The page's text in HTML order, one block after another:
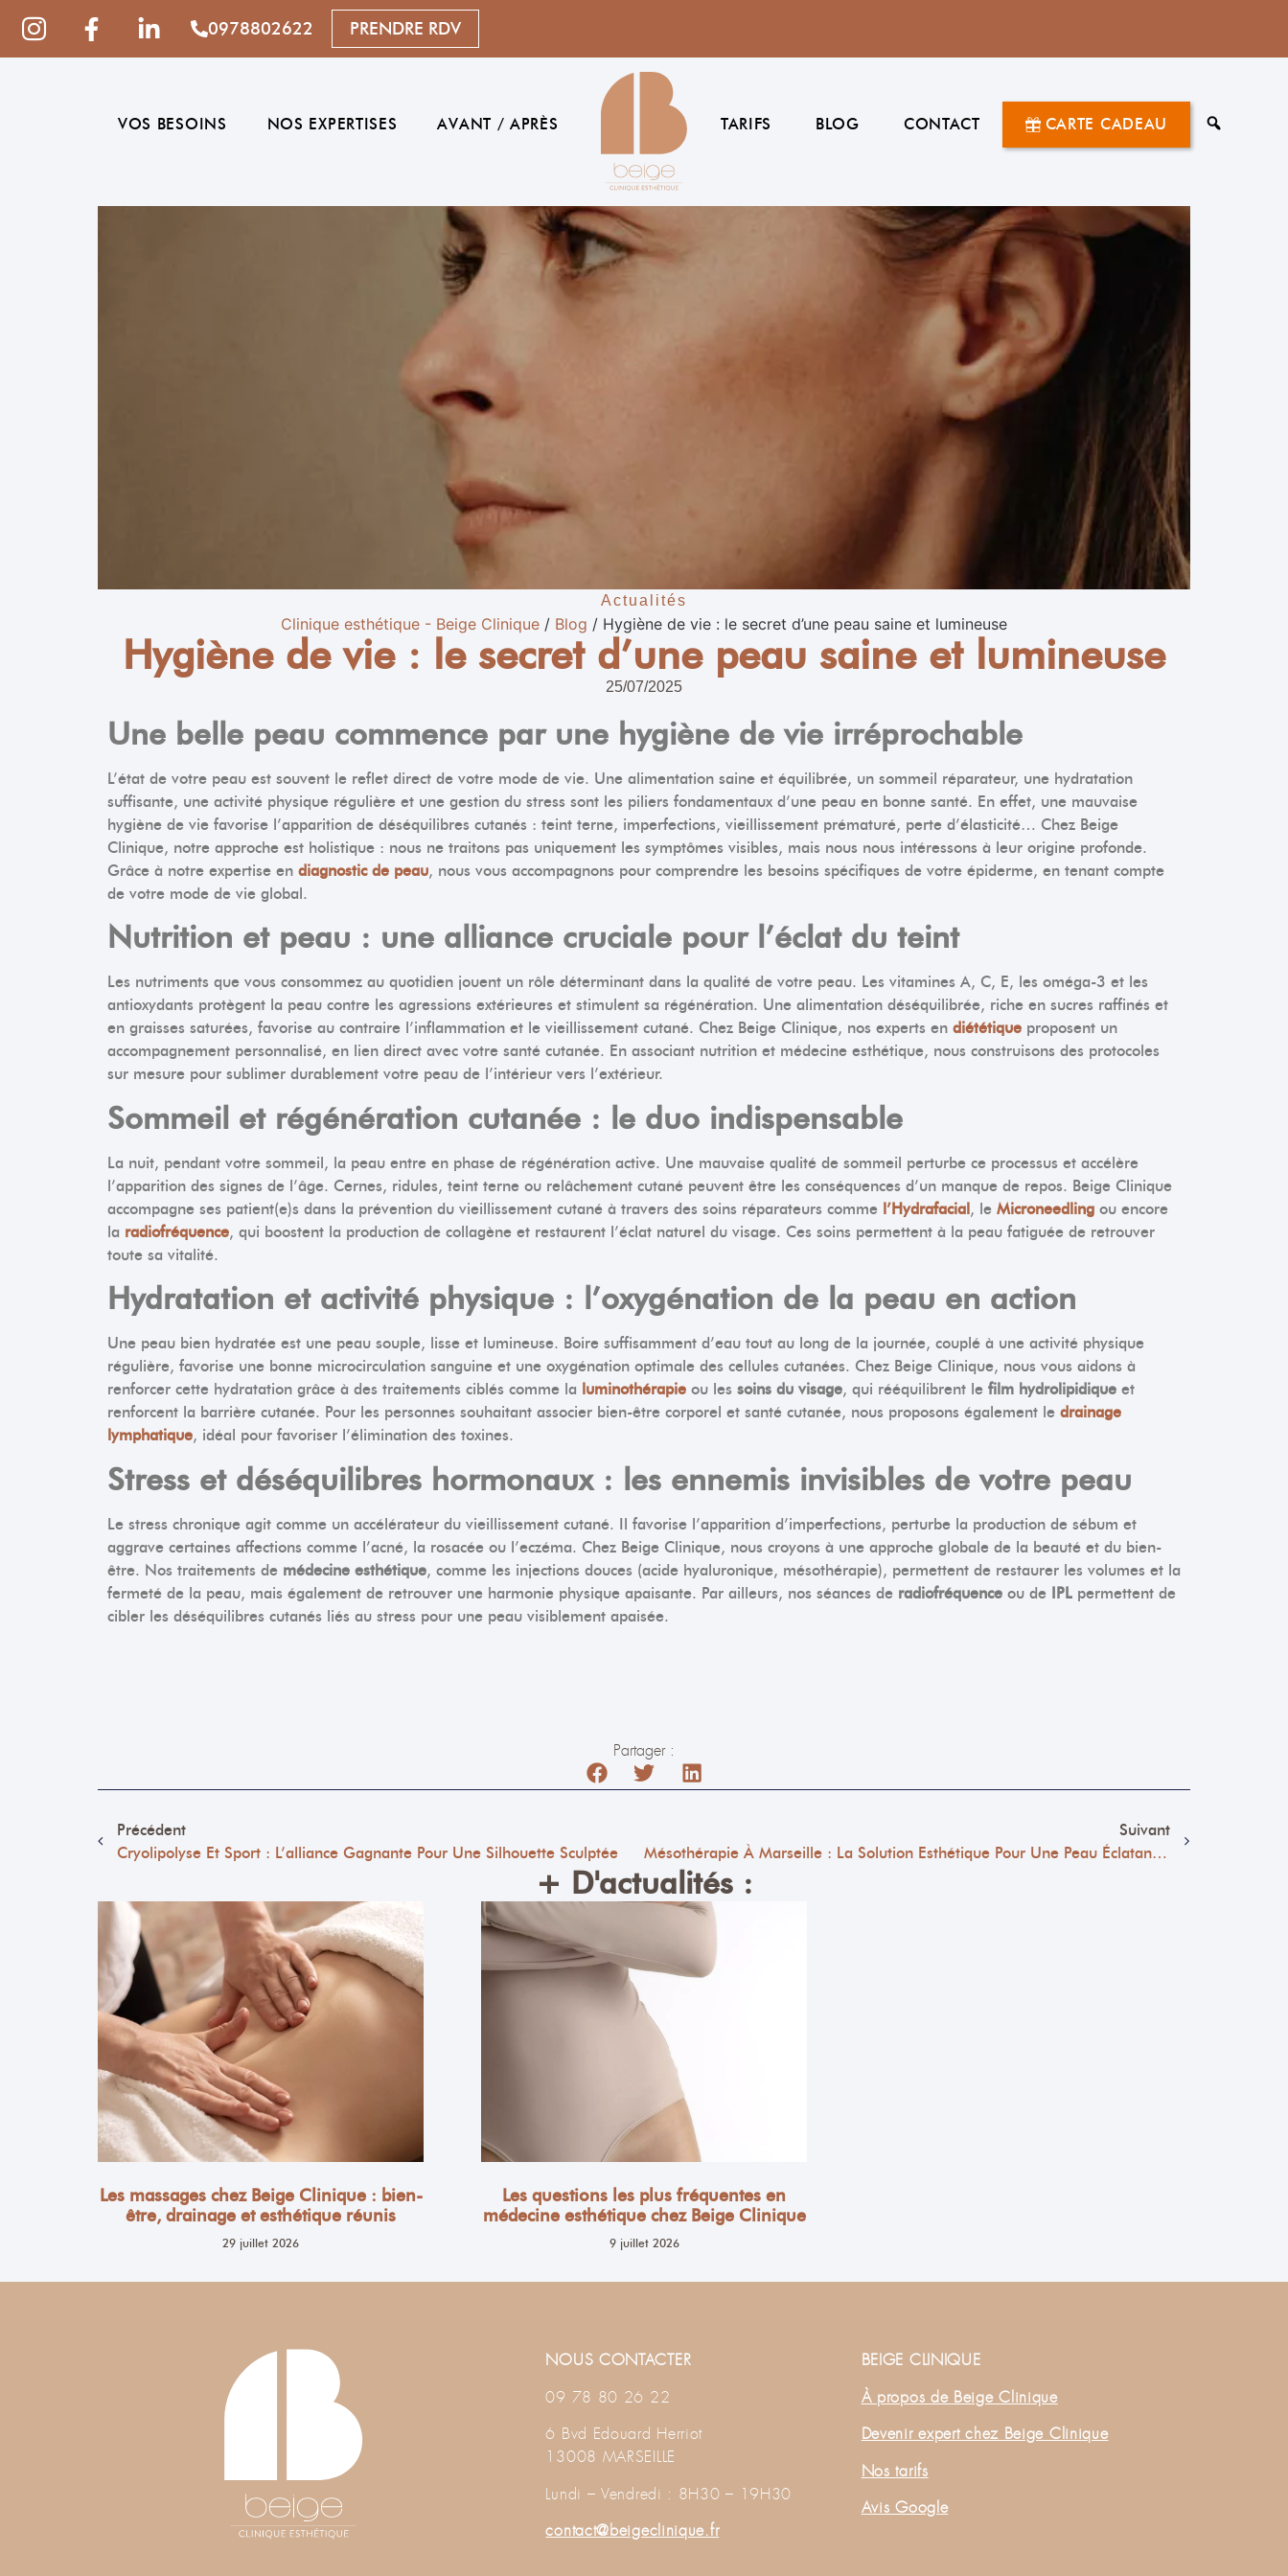
0978802622 PRENDRE RDV
VOS BESOINS NOS EXPERTISES AVANT / APRÈS TARIFS BLOG CONTACT CARTE CADEAU
Actualités
Clinique esthétique - Beige Clinique / Blog / Hygiène de vie : le secret d’une peau saine et lumineuse
Hygiène de vie : le secret d’une peau saine et lumineuse
25/07/2025
Une belle peau commence par une hygiène de vie irréprochable
L’état de votre peau est souvent le reflet direct de votre mode de vie. Une alimentation saine et équilibrée, un sommeil réparateur, une hydratation
suffisante, une activité physique régulière et une gestion du stress sont les piliers fondamentaux d’une peau en bonne santé. En effet, une mauvaise
hygiène de vie favorise l’apparition de déséquilibres cutanés : teint terne, imperfections, vieillissement prématuré, perte d’élasticité… Chez Beige
Clinique, notre approche est holistique : nous ne traitons pas uniquement les symptômes visibles, mais nous nous intéressons à leur origine profonde.
Grâce à notre expertise en diagnostic de peau, nous vous accompagnons pour comprendre les besoins spécifiques de votre épiderme, en tenant compte
de votre mode de vie global.
Nutrition et peau : une alliance cruciale pour l’éclat du teint
Les nutriments que vous consommez au quotidien jouent un rôle déterminant dans la qualité de votre peau. Les vitamines A, C, E, les oméga-3 et les
antioxydants protègent la peau contre les agressions extérieures et stimulent sa régénération. Une alimentation déséquilibrée, riche en sucres raffinés et
en graisses saturées, favorise au contraire l’inflammation et le vieillissement cutané. Chez Beige Clinique, nos experts en diététique proposent un
accompagnement personnalisé, en lien direct avec votre santé cutanée. En associant nutrition et médecine esthétique, nous construisons des protocoles
sur mesure pour sublimer durablement votre peau de l’intérieur vers l’extérieur.
Sommeil et régénération cutanée : le duo indispensable
La nuit, pendant votre sommeil, la peau entre en phase de régénération active. Une mauvaise qualité de sommeil perturbe ce processus et accélère
l’apparition des signes de l’âge. Cernes, ridules, teint terne ou relâchement cutané peuvent être les conséquences d’un manque de repos. Beige Clinique
accompagne ses patient(e)s dans la prévention du vieillissement cutané à travers des soins réparateurs comme l’Hydrafacial, le Microneedling ou encore
la radiofréquence, qui boostent la production de collagène et restaurent l’éclat naturel du visage. Ces soins permettent à la peau fatiguée de retrouver
toute sa vitalité.
Hydratation et activité physique : l’oxygénation de la peau en action
Une peau bien hydratée est une peau souple, lisse et lumineuse. Boire suffisamment d’eau tout au long de la journée, couplé à une activité physique
régulière, favorise une bonne microcirculation sanguine et une oxygénation optimale des cellules cutanées. Chez Beige Clinique, nous vous aidons à
renforcer cette hydratation grâce à des traitements ciblés comme la luminothérapie ou les soins du visage, qui rééquilibrent le film hydrolipidique et
renforcent la barrière cutanée. Pour les personnes souhaitant associer bien-être corporel et santé cutanée, nous proposons également le drainage
lymphatique, idéal pour favoriser l’élimination des toxines.
Stress et déséquilibres hormonaux : les ennemis invisibles de votre peau
Le stress chronique agit comme un accélérateur du vieillissement cutané. Il favorise l’apparition d’imperfections, perturbe la production de sébum et
aggrave certaines affections comme l’acné, la rosacée ou l’eczéma. Chez Beige Clinique, nous croyons à une approche globale de la beauté et du bien-
être. Nos traitements de médecine esthétique, comme les injections douces (acide hyaluronique, mésothérapie), permettent de restaurer les volumes et la
fermeté de la peau, mais également de retrouver une harmonie physique apaisante. Par ailleurs, nos séances de radiofréquence ou de IPL permettent de
cibler les déséquilibres cutanés liés au stress pour une peau visiblement apaisée.
Partager :
Précédent
Cryolipolyse Et Sport : L’alliance Gagnante Pour Une Silhouette Sculptée
Suivant
Mésothérapie À Marseille : La Solution Esthétique Pour Une Peau Éclatante Et Revitalisée
+ D'actualités :
Les massages chez Beige Clinique : bien-
être, drainage et esthétique réunis
29 juillet 2026
Les questions les plus fréquentes en
médecine esthétique chez Beige Clinique
9 juillet 2026
NOUS CONTACTER
09 78 80 26 22
6 Bvd Edouard Herriot
13008 MARSEILLE
Lundi – Vendredi : 8H30 – 19H30
contact@beigeclinique.fr
BEIGE CLINIQUE
À propos de Beige Clinique
Devenir expert chez Beige Clinique
Nos tarifs
Avis Google